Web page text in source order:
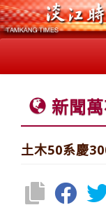
新聞
土木50系慶